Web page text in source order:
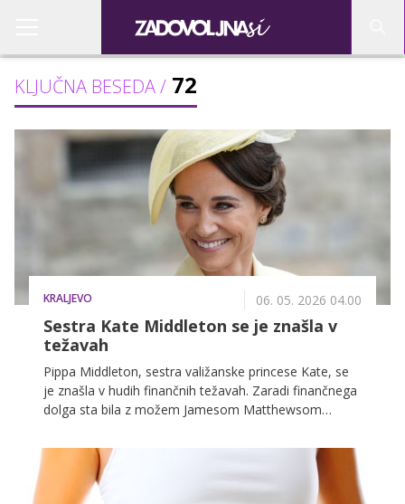
KLJUČNA BESEDA / 72
KRALJEVO 06. 05. 2026 04.00
Sestra Kate Middleton se je znašla v
težavah
Pippa Middleton, sestra valižanske princese Kate, se
je znašla v hudih finančnih težavah. Zaradi finančnega
dolga sta bila z možem Jamesom Matthewsom